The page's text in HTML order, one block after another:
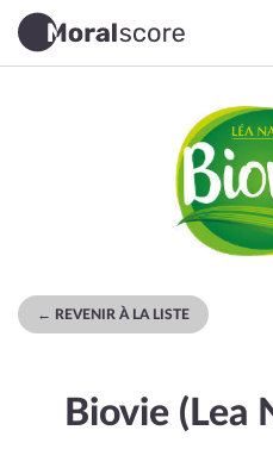
← REVENIR À LA LISTE
Biovie (Lea